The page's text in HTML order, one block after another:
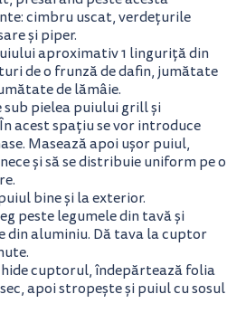
cimbru uscat, verdețurile
și piper.
aproximativ 1 linguriță din
de o frunză de dafin, jumătate
de lămâie.
sub pielea puiului grill și
acest spațiu se vor introduce
Masează apoi ușor puiul,
și să se distribuie uniform pe o
bine și la exterior.
peste legumele din tavă și
din aluminiu. Dă tava la cuptor
cuptorul, îndepărtează folia
apoi stropește și puiul cu sosul